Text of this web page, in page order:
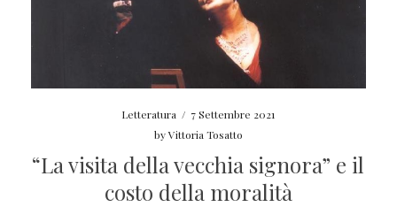
Letteratura / 7 Settembre 2021
byVittoria Tosatto
“La visita della vecchia signora” e il
costo della moralità